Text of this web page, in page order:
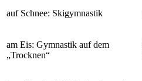
auf Schnee: Skigymnastik
am Eis: Gymnastik auf dem
„Trocknen“